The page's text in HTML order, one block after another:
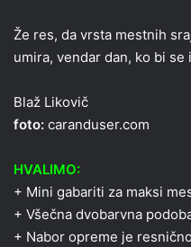
Že res, da vrsta mestnih
umira, vendar dan, ko bi se
Blaž Likovič
foto: caranduser.com
HVALIMO:
+ Mini gabariti za maksi
+ Všečna dvobarvna
+ Nabor opreme je